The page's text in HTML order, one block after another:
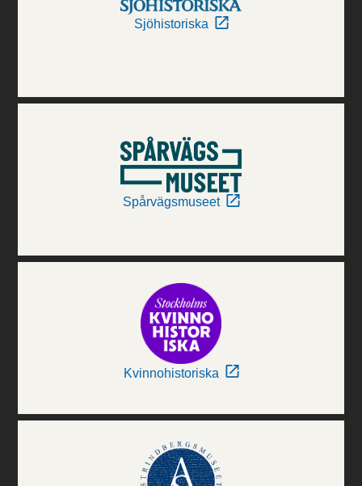
Sjöhistoriska
Spårvägsmuseet
Kvinnohistoriska